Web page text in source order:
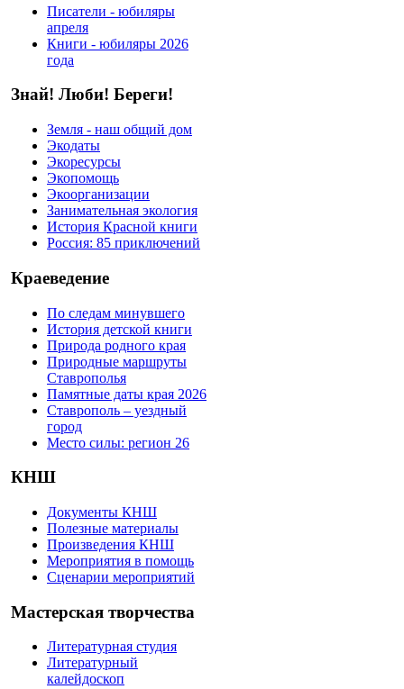
Писатели - юбиляры
апреля
Книги - юбиляры 2026
года
Знай! Люби! Береги!
Земля - наш общий дом
Экодаты
Экоресурсы
Экопомощь
Экоорганизации
Занимательная экология
История Красной книги
Россия: 85 приключений
Краеведение
По следам минувшего
История детской книги
Природа родного края
Природные маршруты
Ставрополья
Памятные даты края 2026
Ставрополь – уездный
город
Место силы: регион 26
КНШ
Документы КНШ
Полезные материалы
Произведения КНШ
Мероприятия в помощь
Сценарии мероприятий
Мастерская творчества
Литературная студия
Литературный
калейдоскоп